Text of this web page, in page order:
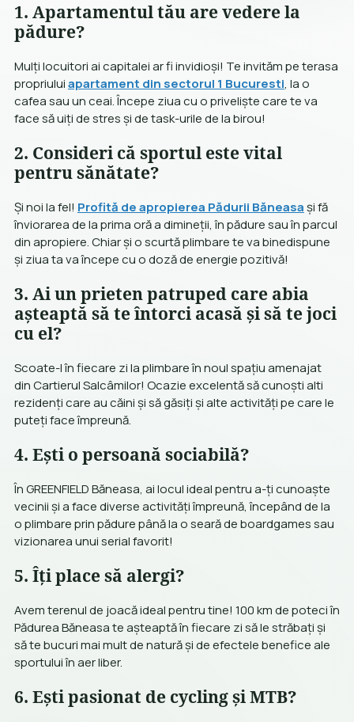
1. Apartamentul tău are vedere la
pădure?
Mulți locuitori ai capitalei ar fi invidioși! Te invităm pe terasa
propriuluiapartament din sectorul 1 Bucuresti, la o
cafea sau un ceai. Începe ziua cu o priveliște care te va
face să uiți de stres și de task-urile de la birou!
2. Consideri că sportul este vital
pentru sănătate?
Și noi la fel! Profită de apropierea Pădurii Băneasași fă
înviorarea de la prima oră a dimineții, în pădure sau în parcul
din apropiere. Chiar și o scurtă plimbare te va binedispune
și ziua ta va începe cu o doză de energie pozitivă!
3. Ai un prieten patruped care abia
așteaptă să te întorci acasă și să te joci
cu el?
Scoate-l în fiecare zi la plimbare în noul spațiu amenajat
din Cartierul Salcâmilor! Ocazie excelentă să cunoști alti
rezidenți care au căini și să găsiți și alte activități pe care le
puteți face împreună.
4. Ești o persoană sociabilă?
În GREENFIELD Băneasa, ai locul ideal pentru a-ți cunoaște
vecinii și a face diverse activități împreună, începând de la
o plimbare prin pădure până la o seară de boardgames sau
vizionarea unui serial favorit!
5. Îți place să alergi?
Avem terenul de joacă ideal pentru tine! 100 km de poteci în
Pădurea Băneasa te așteaptă în fiecare zi să le străbați și
să te bucuri mai mult de natură și de efectele benefice ale
sportului în aer liber.
6. Ești pasionat de cycling și MTB?